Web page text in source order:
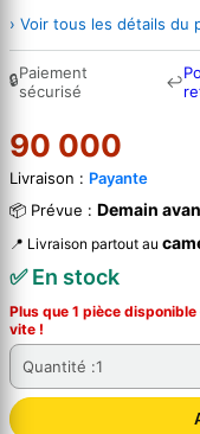
› Voir tous les détails du
🔒Paiement
sécurisé
↩
90 000
Livraison : Payante
📦 Prévue : Demain
📍 Livraison partout au
✅ En stock
Plus que 1 pièce disponible
vite !
Quantité :1